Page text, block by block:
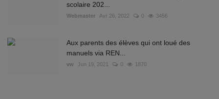
scolaire 202...
Webmaster Avr 26, 2022 0 3456
Aux parents des élèves qui ont loué des
manuels via REN...
vw Jun 19, 2021 0 1870